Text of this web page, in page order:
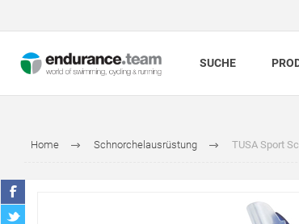
SUCHE
Home Schnorchelausrüstung TUSA Sport